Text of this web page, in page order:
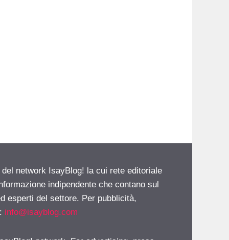
del network IsayBlog! la cui rete editoriale
indipendente che contano sul
esperti del settore. Per pubblicità,
info@isayblog.com